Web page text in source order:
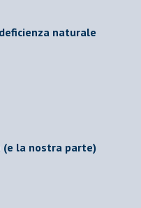
naturale
(e la nostra parte)